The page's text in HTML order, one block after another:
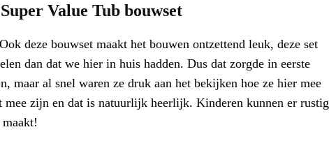
Value Tub bouwset
deze bouwset maakt het bouwen ontzettend leuk, deze set
dan dat we hier in huis hadden. Dus dat zorgde in eerste
maar al snel waren ze druk aan het bekijken hoe ze hier mee
mee zijn en dat is natuurlijk heerlijk. Kinderen kunnen er rustig